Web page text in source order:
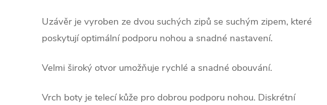
Uzávěr je vyroben ze dvou suchých zipů se suchým zipem, které
poskytují optimální podporu nohou a snadné nastavení.
Velmi široký otvor umožňuje rychlé a snadné obouvání.
Vrch boty je telecí kůže pro dobrou podporu nohou. Diskrétní